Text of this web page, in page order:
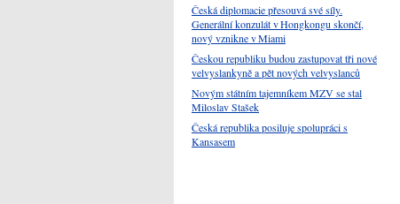
Česká diplomacie přesouvá své síly.
Generální konzulát v Hongkongu skončí,
nový vznikne v Miami
Českou republiku budou zastupovat tři nové
velvyslankyně a pět nových velvyslanců
Novým státním tajemníkem MZV se stal
Miloslav Stašek
Česká republika posiluje spolupráci s
Kansasem